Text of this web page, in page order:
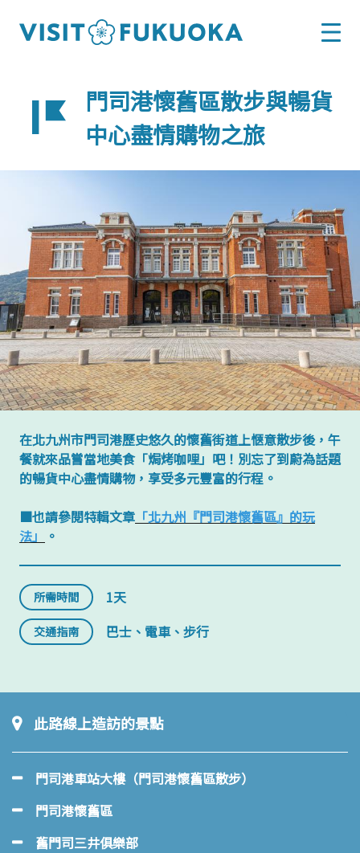
門司港懷舊區散步與暢貨
中心盡情購物之旅
在北九州市門司港歷史悠久的懷舊街道上愜意散步後，午
餐就來品嘗當地美食「焗烤咖哩」吧！別忘了到蔚為話題
的暢貨中心盡情購物，享受多元豐富的行程。
■也請參閱特輯文章 「北九州『門司港懷舊區』的玩
法」
。
所需時間 1天
交通指南 巴士、電車、步行
此路線上造訪的景點
門司港車站大樓（門司港懷舊區散步）
門司港懷舊區
舊門司三井俱樂部